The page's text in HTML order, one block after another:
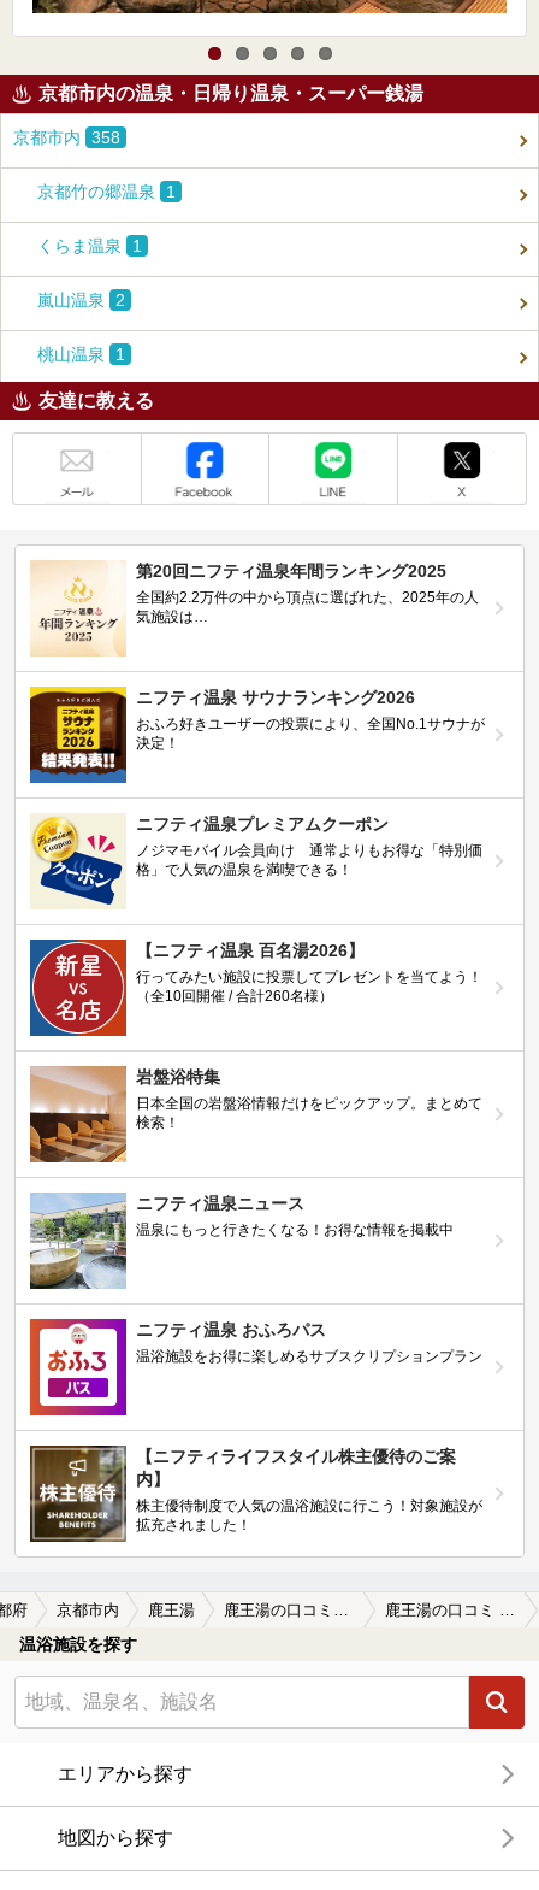
京都市内の温泉・日帰り温泉・スーパー銭湯
京都市内 358
京都竹の郷温泉 1
くらま温泉 1
嵐山温泉 2
桃山温泉 1
友達に教える
第20回ニフティ温泉年間ランキング2025
全国約2.2万件の中から頂点に選ばれた、2025年の人
気施設は…
ニフティ温泉 サウナランキング2026
おふろ好きユーザーの投票により、全国No.1サウナが
決定！
ニフティ温泉プレミアムクーポン
ノジマモバイル会員向け 通常よりもお得な「特別価
格」で人気の温泉を満喫できる！
【ニフティ温泉 百名湯2026】
行ってみたい施設に投票してプレゼントを当てよう！
（全10回開催 / 合計260名様）
岩盤浴特集
日本全国の岩盤浴情報だけをピックアップ。まとめて
検索！
ニフティ温泉ニュース
温泉にもっと行きたくなる！お得な情報を掲載中
ニフティ温泉 おふろパス
温浴施設をお得に楽しめるサブスクリプションプラン
【ニフティライフスタイル株主優待のご案
内】
株主優待制度で人気の温浴施設に行こう！対象施設が
拡充されました！
府 京都市内 鹿王湯 鹿王湯の口コミ一覧 鹿王湯の口コミ 参考情報
温浴施設を探す
エリアから探す
地図から探す